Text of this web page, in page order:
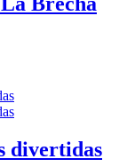
divertidas